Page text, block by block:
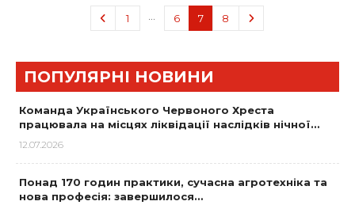
1 6 7 8
ПОПУЛЯРНІ НОВИНИ
Команда Українського Червоного Хреста
працювала на місцях ліквідації наслідків нічної…
12.07.2026
Понад 170 годин практики, сучасна агротехніка та
нова професія: завершилося…